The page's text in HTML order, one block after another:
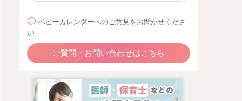
ベビーカレンダーへのご意見をお聞かせくださ
い
ご質問・お問い合わせはこちら